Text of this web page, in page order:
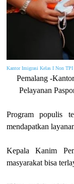
Kantor Imigrasi Kelas I Non TPI
Pemalang -
Pelayanan
Program populis
mendapatkan
Kepala Kanim
masyarakat bisa